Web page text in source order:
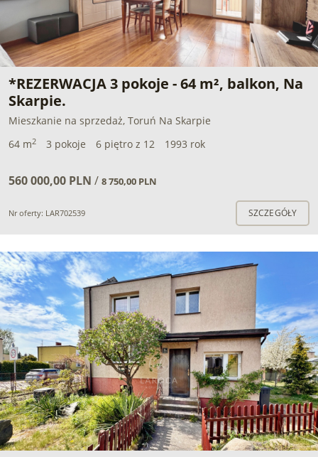
*REZERWACJA 3 pokoje - 64 m², balkon, Na
Skarpie.
Mieszkanie na sprzedaż, Toruń Na Skarpie
64 m2 3 pokoje 6 piętro z 12 1993 rok
560 000,00 PLN / 8 750,00 PLN
Nr oferty: LAR702539 SZCZEGÓŁY